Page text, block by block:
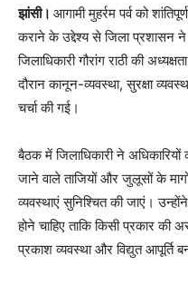
झांसी। आगामी मुहर्रम पर्व को
कराने के उद्देश्य से जिला प्रशासन
जिलाधिकारी गौरांग राठी की
दौरान कानून-व्यवस्था, सुरक्षा
चर्चा की गई।
बैठक में जिलाधिकारी ने अधिकारियों
जाने वाले ताजियों और जुलूसों के
व्यवस्थाएं सुनिश्चित की जाएं।
होने चाहिए ताकि किसी प्रकार की
प्रकाश व्यवस्था और विद्युत आपूर्ति